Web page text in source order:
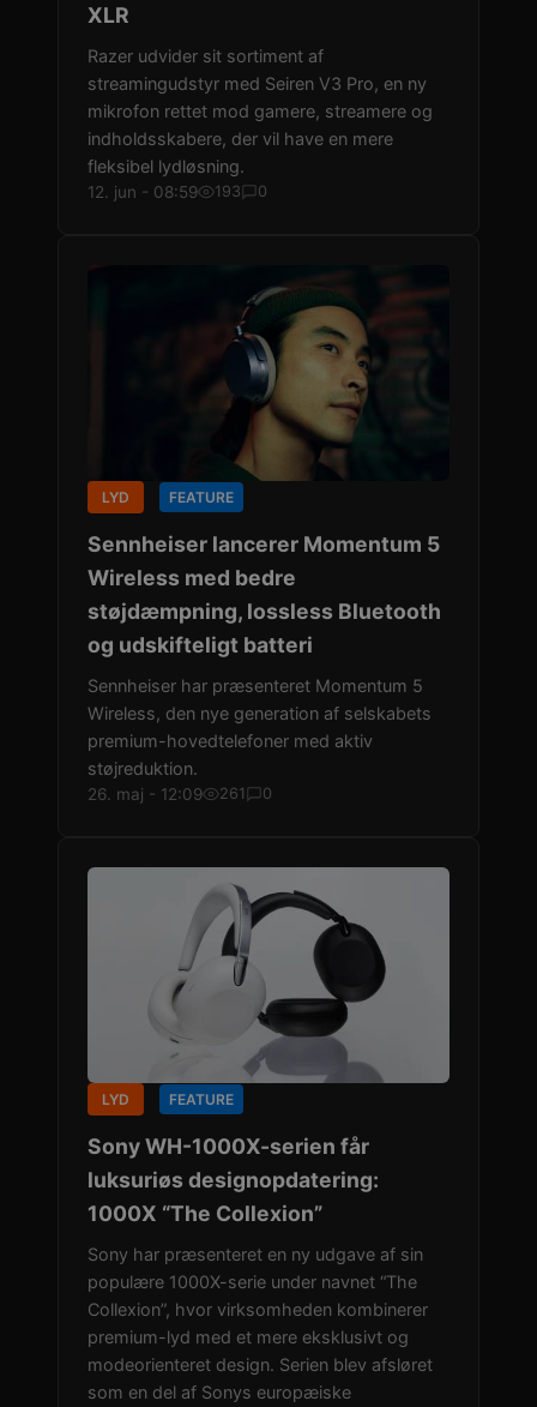
XLR
Razer udvider sit sortiment af
streamingudstyr med Seiren V3 Pro, en ny
mikrofon rettet mod gamere, streamere og
indholdsskabere, der vil have en mere
fleksibel lydløsning.
12. jun - 08:59 193 0
LYD FEATURE
Sennheiser lancerer Momentum 5
Wireless med bedre
støjdæmpning, lossless Bluetooth
og udskifteligt batteri
Sennheiser har præsenteret Momentum 5
Wireless, den nye generation af selskabets
premium-hovedtelefoner med aktiv
støjreduktion.
26. maj - 12:09 261 0
LYD FEATURE
Sony WH-1000X-serien får
luksuriøs designopdatering:
1000X “The Collexion”
Sony har præsenteret en ny udgave af sin
populære 1000X-serie under navnet “The
Collexion”, hvor virksomheden kombinerer
premium-lyd med et mere eksklusivt og
modeorienteret design. Serien blev afsløret
som en del af Sonys europæiske